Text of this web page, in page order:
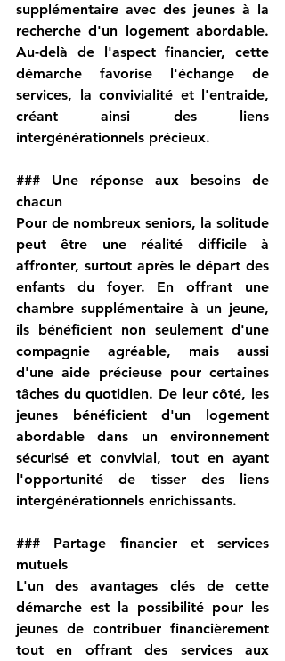
supplémentaire avec des jeunes à la
recherche d'un logement abordable.
Au-delà de l'aspect financier, cette
démarche favorise l'échange de
services, la convivialité et l'entraide,
créant ainsi des liens
intergénérationnels précieux.
### Une réponse aux besoins de
chacun
Pour de nombreux seniors, la solitude
peut être une réalité difficile à
affronter, surtout après le départ des
enfants du foyer. En offrant une
chambre supplémentaire à un jeune,
ils bénéficient non seulement d'une
compagnie agréable, mais aussi
d'une aide précieuse pour certaines
tâches du quotidien. De leur côté, les
jeunes bénéficient d'un logement
abordable dans un environnement
sécurisé et convivial, tout en ayant
l'opportunité de tisser des liens
intergénérationnels enrichissants.
### Partage financier et services
mutuels
L'un des avantages clés de cette
démarche est la possibilité pour les
jeunes de contribuer financièrement
tout en offrant des services aux